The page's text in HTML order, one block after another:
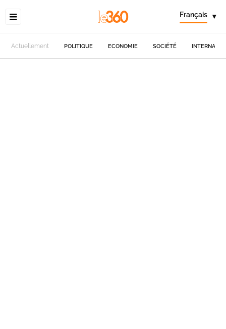
Français ▾
Actuellement POLITIQUE ECONOMIE SOCIÉTÉ